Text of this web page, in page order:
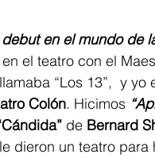
debut en el mundo de
el teatro con el
“Los 13”,  y
Colón. Hicimos
de Bernard
dieron un teatro